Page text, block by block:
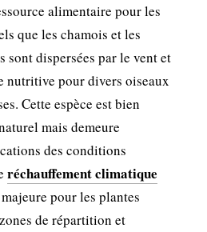
alimentaire pour les
que les chamois et les
sont dispersées par le vent et
nutritive pour divers oiseaux
Cette espèce est bien
mais demeure
des conditions
réchauffement climatique
pour les plantes
de répartition et